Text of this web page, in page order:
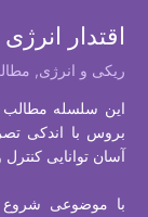
اقتدار انرژی
ریکی و انرژی,
اين سلسله مطالب
بروس با اندکی
آسان توانايی